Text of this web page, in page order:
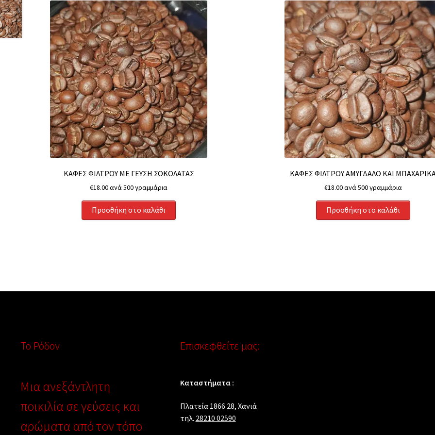
ΚΑΦΕΣ ΦΙΛΤΡΟΥ ΜΕ ΓΕΥΣΗ ΣΟΚΟΛΑΤΑΣ
€18.00ανά 500 γραμμάρια
Προσθήκη στο καλάθι
ΚΑΦΕΣ ΦΙΛΤΡΟΥ ΑΜΥΓΔΑΛΟ ΚΑΙ
€18.00ανά 500 γραμμάρια
Προσθήκη στο καλάθι
Το Ρόδον
Μια ανεξάντλητη
ποικιλία σε γεύσεις και
αρώματα από τον τόπο
Επισκεφθείτε μας:
Καταστήματα :
Πλατεία 1866 28, Xανιά
τηλ. 28210 02590